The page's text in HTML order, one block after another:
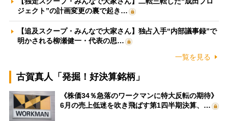
ジェクト”の計画変更の裏で起き…
【追及スクープ・みんなで大家さん】独占入手“内部議事録”で
明かされる柳瀬健一・代表の思…
一覧を見る
古賀真人「発掘！好決算銘柄」
《株価34％急落のワークマンに特大反転の期待》
6月の売上低迷を吹き飛ばす第1四半期決算、…